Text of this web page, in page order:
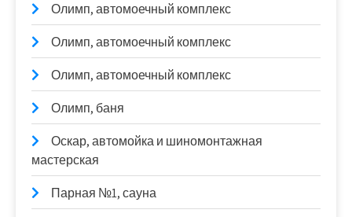
Олимп, автомоечный комплекс
Олимп, автомоечный комплекс
Олимп, автомоечный комплекс
Олимп, баня
Оскар, автомойка и шиномонтажная
мастерская
Парная №1, сауна